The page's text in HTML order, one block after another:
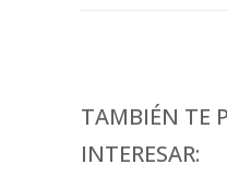
TAMBIÉN TE
INTERESAR: